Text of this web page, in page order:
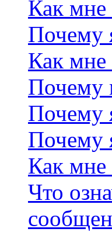
Как мне
Почему
Как мне
Почему
Почему
Почему
Как мне
Что